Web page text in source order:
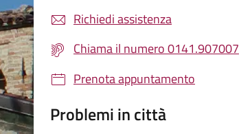
Richiedi assistenza
Chiama il numero 0141.907007
Prenota appuntamento
Problemi in città